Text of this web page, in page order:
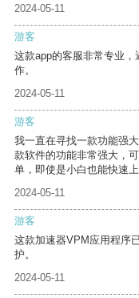
2024-05-11
游客
这款app的客服非常专业
作。
2024-05-11
游客
我一直在寻找一款功能强
款软件的功能非常强大，
单，即使是小白也能快速上
2024-05-11
游客
这款加速器VPM应用程序
护。
2024-05-11